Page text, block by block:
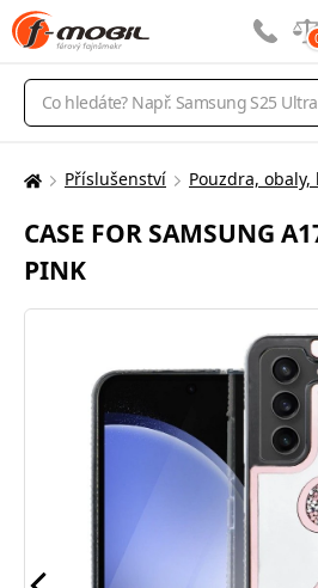
Vyhledávání
Zde
nacházíte:
Příslušenství Pouzdra, obaly,
CASE FOR SAMSUNG
PINK